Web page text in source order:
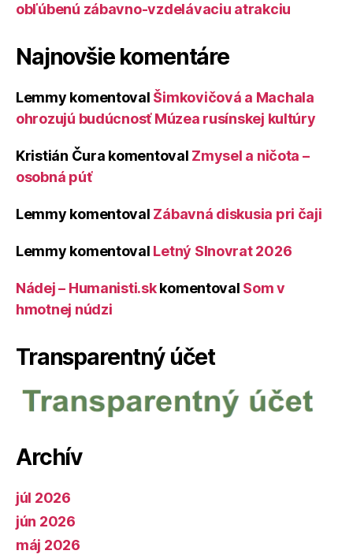
obľúbenú zábavno-vzdelávaciu atrakciu
Najnovšie komentáre
Lemmy komentoval Šimkovičová a Machala
ohrozujú budúcnosť Múzea rusínskej kultúry
Kristián Čura komentoval Zmysel a ničota –
osobná púť
Lemmy komentoval Zábavná diskusia pri čaji
Lemmy komentoval Letný Slnovrat 2026
Nádej – Humanisti.skkomentoval Som v
hmotnej núdzi
Transparentný účet
Archív
júl 2026
jún 2026
máj 2026